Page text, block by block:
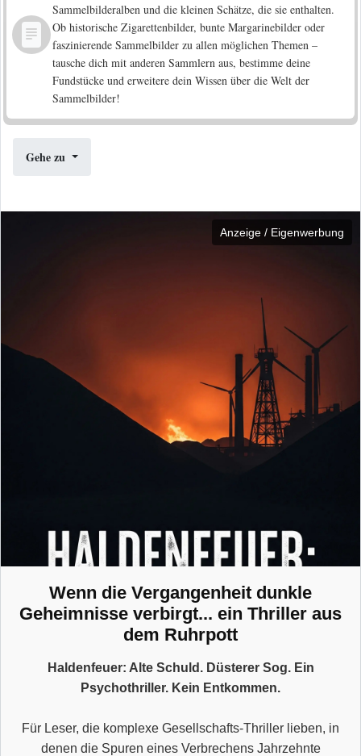
Sammelbilderalben und die kleinen Schätze, die sie enthalten.
Ob historische Zigarettenbilder, bunte Margarinebilder oder
faszinierende Sammelbilder zu allen möglichen Themen –
tausche dich mit anderen Sammlern aus, bestimme deine
Fundstücke und erweitere dein Wissen über die Welt der
Sammelbilder!
Gehe zu
Anzeige / Eigenwerbung
Wenn die Vergangenheit dunkle
Geheimnisse verbirgt... ein Thriller aus
dem Ruhrpott
Haldenfeuer: Alte Schuld. Düsterer Sog. Ein
Psychothriller. Kein Entkommen.
Für Leser, die komplexe Gesellschafts-Thriller lieben, in
denen die Spuren eines Verbrechens Jahrzehnte